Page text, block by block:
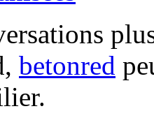
betonred